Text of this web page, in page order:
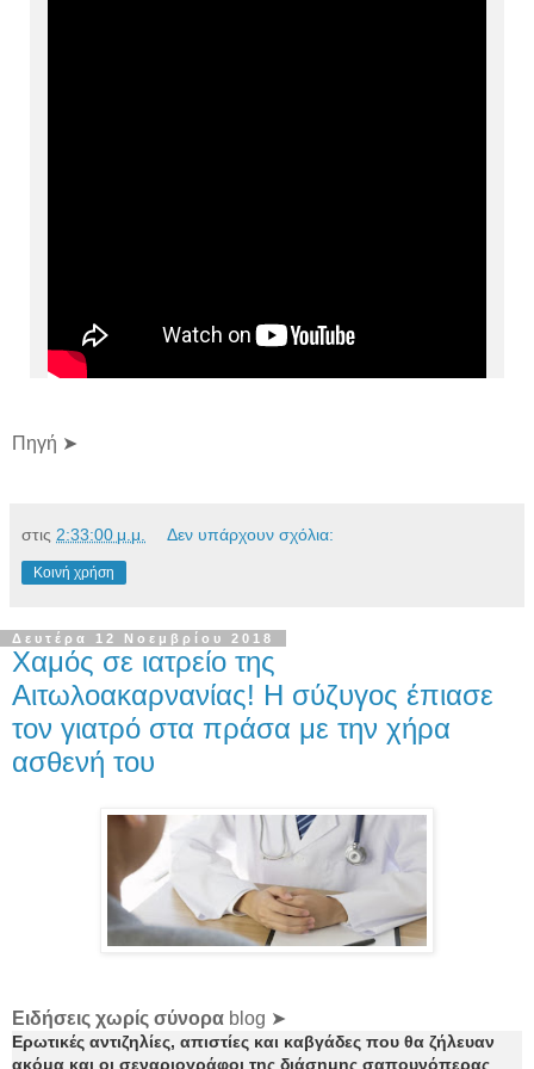
Πηγή ➤
στις 2:33:00 μ.μ. Δεν υπάρχουν σχόλια:
Κοινή χρήση
Δευτέρα 12 Νοεμβρίου 2018
Χαμός σε ιατρείο της
Αιτωλοακαρνανίας! Η σύζυγος έπιασε
τον γιατρό στα πράσα με την χήρα
ασθενή του
Ειδήσεις χωρίς σύνορα blog ➤
Ερωτικές αντιζηλίες, απιστίες και καβγάδες που θα ζήλευαν
ακόμα και οι σεναριογράφοι της διάσημης σαπουνόπερας